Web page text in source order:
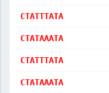
CTATTTATA
CTATAAATA
CTATTTATA
CTATAAATA